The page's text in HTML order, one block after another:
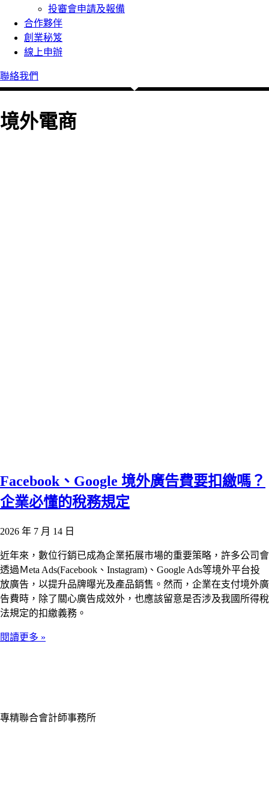
投審會申請及報備
合作夥伴
創業秘笈
線上申辦
聯絡我們
境外電商
Facebook、Google 境外廣告費要扣繳嗎？
企業必懂的稅務規定
2026 年 7 月 14 日
近年來，數位行銷已成為企業拓展市場的重要策略，許多公司會
透過Ｍeta Ads(Facebook、Instagram)、Google Ads等境外平台投
放廣告，以提升品牌曝光及產品銷售。然而，企業在支付境外廣
告費時，除了關心廣告成效外，也應該留意是否涉及我國所得稅
法規定的扣繳義務。
閱讀更多 »
專精聯合會計師事務所